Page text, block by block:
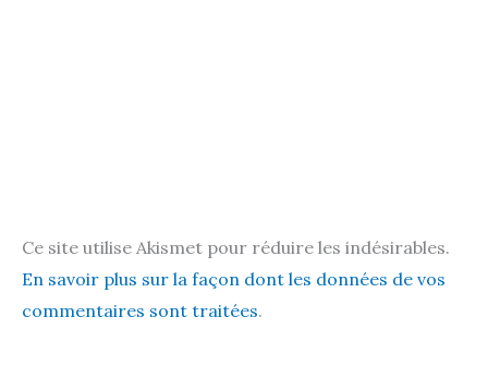
Ce site utilise Akismet pour réduire les indésirables.
En savoir plus sur la façon dont les données de vos
commentaires sont traitées.